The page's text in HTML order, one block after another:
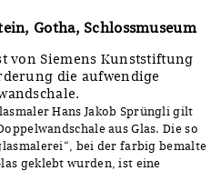
Gotha, Schlossmuseum
von Siemens Kunststiftung
die aufwendige
Hans Jakob Sprüngli gilt
aus Glas. Die so
bei der farbig bemalte
geklebt wurden, ist eine